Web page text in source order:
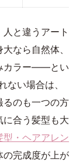
と違うアート
なら自然体、
カラー——とい
ない場合は、
るのも一つの方
合う髪型も大
型・ヘアアレン
の完成度が上が